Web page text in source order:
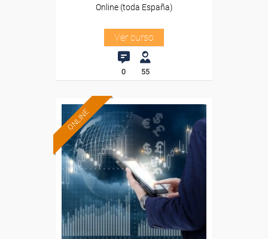
Online (toda España)
Ver curso
0 55
ONLINE
Formación 100%
subvencionada.
Para desempleados,
trabajadores y autónomos.
Sector
-Finanzas y Seguros.